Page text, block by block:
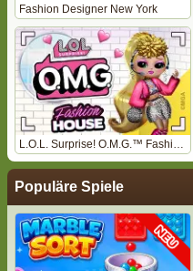
Fashion Designer New York
L.O.L. Surprise! O.M.G.™ Fashion House
Populäre Spiele